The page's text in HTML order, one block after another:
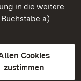
in die weitere
a)
Cookies
zustimmen
Württemberg